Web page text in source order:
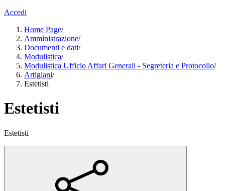
Accedi
Home Page/
Amministrazione/
Documenti e dati/
Modulistica/
Modulistica Ufficio Affari Generali - Segreteria e Protocollo/
Artigiani/
Estetisti
Estetisti
Estetisti